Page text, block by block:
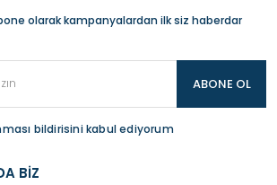
olarak kampanyalardan ilk siz haberdar
ABONE OL
bildirisini kabul ediyorum
BİZ